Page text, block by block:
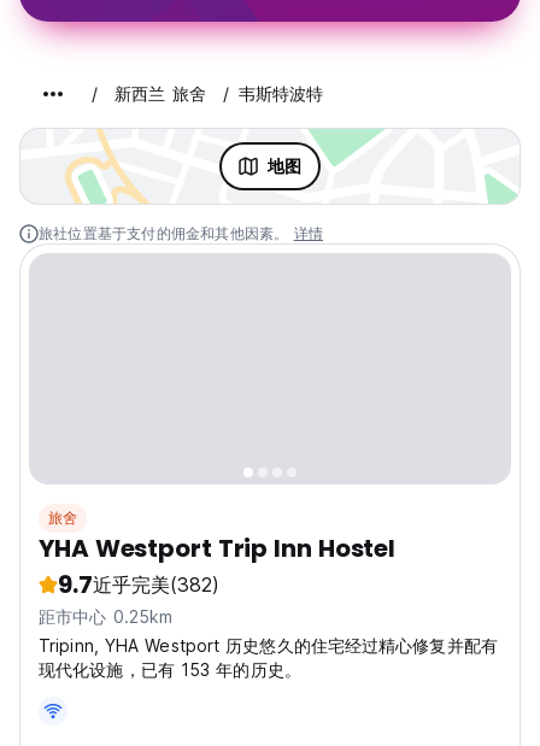
新西兰 旅舍 韦斯特波特
地图
旅社位置基于支付的佣金和其他因素。 详情
旅舍
YHA Westport Trip Inn Hostel
9.7近乎完美(382)
距市中心 0.25km
Tripinn, YHA Westport 历史悠久的住宅经过精心修复并配有
现代化设施，已有 153 年的历史。